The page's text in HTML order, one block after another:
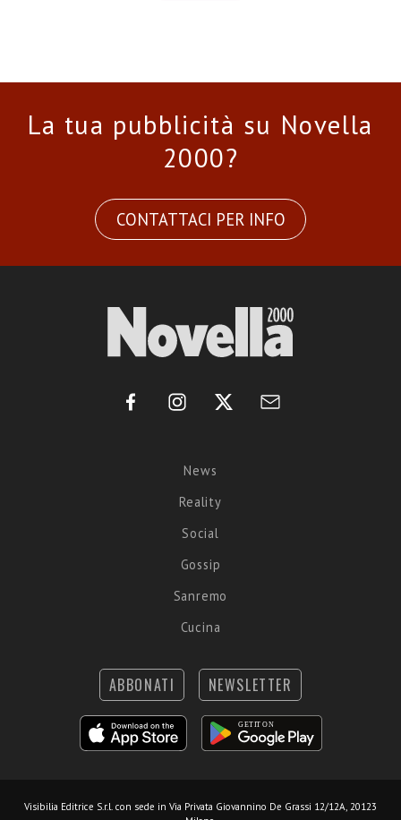
La tua pubblicità su Novella
2000?
CONTATTACI PER INFO
News
Reality
Social
Gossip
Sanremo
Cucina
ABBONATI NEWSLETTER
Visibilia Editrice S.r.l. con sede in Via Privata Giovannino De Grassi 12/12A, 20123